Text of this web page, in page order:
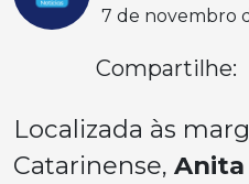
7 de novembro
Compartilhe:
Localizada às
Catarinense, Anita